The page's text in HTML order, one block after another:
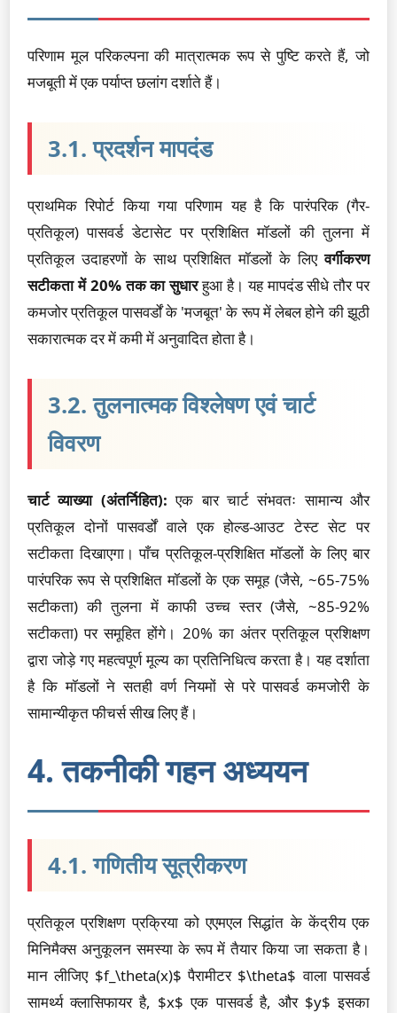
परिणाम मूल परिकल्पना की मात्रात्मक रूप से पुष्टि करते हैं, जो
मजबूती में एक पर्याप्त छलांग दर्शाते हैं।
3.1. प्रदर्शन मापदंड
प्राथमिक रिपोर्ट किया गया परिणाम यह है कि पारंपरिक (गैर-
प्रतिकूल) पासवर्ड डेटासेट पर प्रशिक्षित मॉडलों की तुलना में
प्रतिकूल उदाहरणों के साथ प्रशिक्षित मॉडलों के लिएवर्गीकरण
सटीकता में 20% तक का सुधारहुआ है। यह मापदंड सीधे तौर पर
कमजोर प्रतिकूल पासवर्डों के 'मजबूत' के रूप में लेबल होने की झूठी
सकारात्मक दर में कमी में अनुवादित होता है।
3.2. तुलनात्मक विश्लेषण एवं चार्ट
विवरण
चार्ट व्याख्या (अंतर्निहित): एक बार चार्ट संभवतः सामान्य और
प्रतिकूल दोनों पासवर्डों वाले एक होल्ड-आउट टेस्ट सेट पर
सटीकता दिखाएगा। पाँच प्रतिकूल-प्रशिक्षित मॉडलों के लिए बार
पारंपरिक रूप से प्रशिक्षित मॉडलों के एक समूह (जैसे, ~65-75%
सटीकता) की तुलना में काफी उच्च स्तर (जैसे, ~85-92%
सटीकता) पर समूहित होंगे। 20% का अंतर प्रतिकूल प्रशिक्षण
द्वारा जोड़े गए महत्वपूर्ण मूल्य का प्रतिनिधित्व करता है। यह दर्शाता
है कि मॉडलों ने सतही वर्ण नियमों से परे पासवर्ड कमजोरी के
सामान्यीकृत फीचर्स सीख लिए हैं।
4. तकनीकी गहन अध्ययन
4.1. गणितीय सूत्रीकरण
प्रतिकूल प्रशिक्षण प्रक्रिया को एएमएल सिद्धांत के केंद्रीय एक
मिनिमैक्स अनुकूलन समस्या के रूप में तैयार किया जा सकता है।
मान लीजिए $f_\theta(x)$ पैरामीटर $\theta$ वाला पासवर्ड
सामर्थ्य क्लासिफायर है, $x$ एक पासवर्ड है, और $y$ इसका